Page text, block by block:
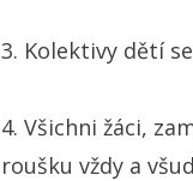
3. Kolektivy dětí
4. Všichni žáci,
roušku vždy a